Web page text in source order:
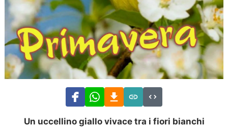
Un uccellino giallo vivace tra i fiori bianchi